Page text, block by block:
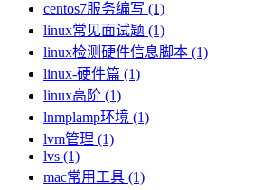
centos7服务编写 (1)
linux常见面试题 (1)
linux检测硬件信息脚本 (1)
linux-硬件篇 (1)
linux高阶 (1)
lnmplamp环境 (1)
lvm管理 (1)
lvs (1)
mac常用工具 (1)